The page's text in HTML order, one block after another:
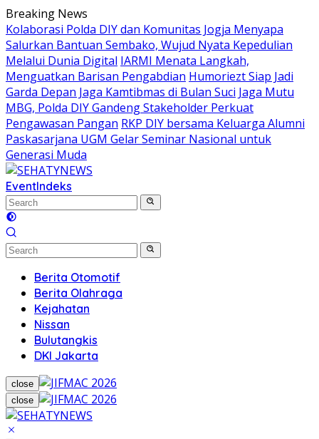
Skip
to
content
Breaking News
Kolaborasi Polda DIY dan Komunitas Jogja Menyapa
Salurkan Bantuan Sembako, Wujud Nyata Kepedulian
Melalui Dunia Digital IARMI Menata Langkah,
Menguatkan Barisan Pengabdian Humoriezt Siap Jadi
Garda Depan Jaga Kamtibmas di Bulan Suci Jaga Mutu
MBG, Polda DIY Gandeng Stakeholder Perkuat
Pengawasan Pangan RKP DIY bersama Keluarga Alumni
Paskasarjana UGM Gelar Seminar Nasional untuk
Generasi Muda
EventIndeks
Berita Otomotif
Berita Olahraga
Kejahatan
Nissan
Bulutangkis
DKI Jakarta
close
close